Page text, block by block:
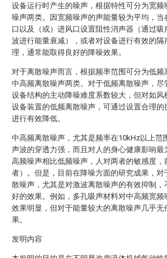
设备运行时产生的噪声，根据特性可分为宽频
噪声两类。因宽频噪声的声能量较为平均，当
口以及（或）进风口设置阻性消声器（通过吸
波进行能量衰减），或者对设备进行有效的隔
理，通常能取得良好的降噪效果。
对于离散噪声而言，根据频率范围可分为低频
中高频离散噪声两类。对于低频离散噪声，尽
设备结构的主动降噪难度系数较大，但对如风
设备装置的低频离散噪声，可通过设置合理的
进行有效降低。
中高频离散噪声，尤其是频率在10kHz以上范
声波的穿透力强，而且对人的身心健康影响最
高频噪声相比低频噪声，人对两者的敏感度，
者）。但是，目前在降噪方面的研究成果，对
散噪声，尤其是对激波离散噪声的有效抑制，
好的效果。例如，多孔吸声材料对中高频宽频
效果明显，但对于能量较大的离散噪声几乎无
果。
发明内容